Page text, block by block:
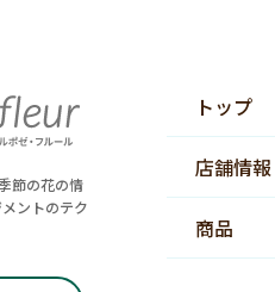
節の花の情
ントのテク
トップ
店舗情報
商品